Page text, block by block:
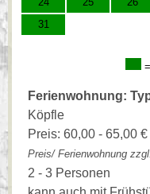
31
Ferienwohnung:
Köpfle
Preis: 60,00 - 65,00 €
Preis/ Ferienwohnung
2 - 3 Personen